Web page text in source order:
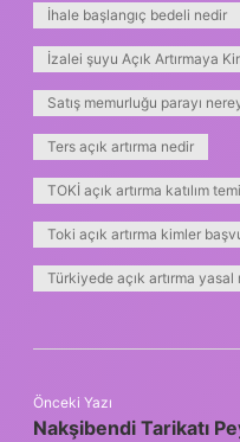
İhale başlangıç bedeli nedir
İzalei şuyu Açık Artırmaya
Satış memurluğu parayı
Ters açık artırma nedir
TOKİ açık artırma katılım
Toki açık artırma kimler
Türkiyede açık artırma yasal
Önceki Yazı
Nakşibendi Tarikatı